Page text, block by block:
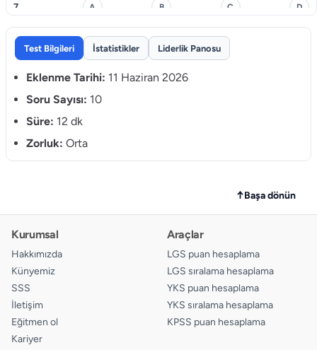
7. A B C D
8. A B C
10. A
Test Bilgileri İstatistikler Liderlik Panosu
Eklenme Tarihi: 11 Haziran 2026
Soru Sayısı: 10
Süre: 12 dk
Zorluk: Orta
↑Başa dönün
Kurumsal
Hakkımızda
Künyemiz
SSS
İletişim
Eğitmen ol
Kariyer
Araçlar
LGS puan hesaplama
LGS sıralama hesaplama
YKS puan hesaplama
YKS sıralama hesaplama
KPSS puan hesaplama